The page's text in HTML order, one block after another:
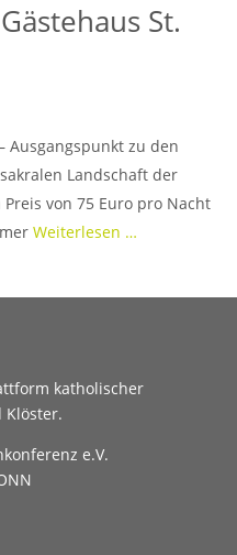
St.
Ausgangspunkt zu den
Landschaft der
von 75 Euro pro Nacht
Weiterlesen …
katholischer
Klöster.
e.V.